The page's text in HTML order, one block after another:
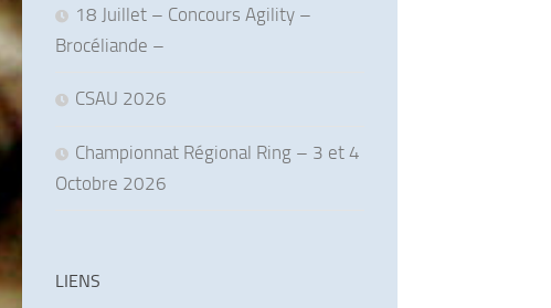
18 Juillet – Concours Agility –
Brocéliande –
CSAU 2026
Championnat Régional Ring – 3 et 4
Octobre 2026
LIENS